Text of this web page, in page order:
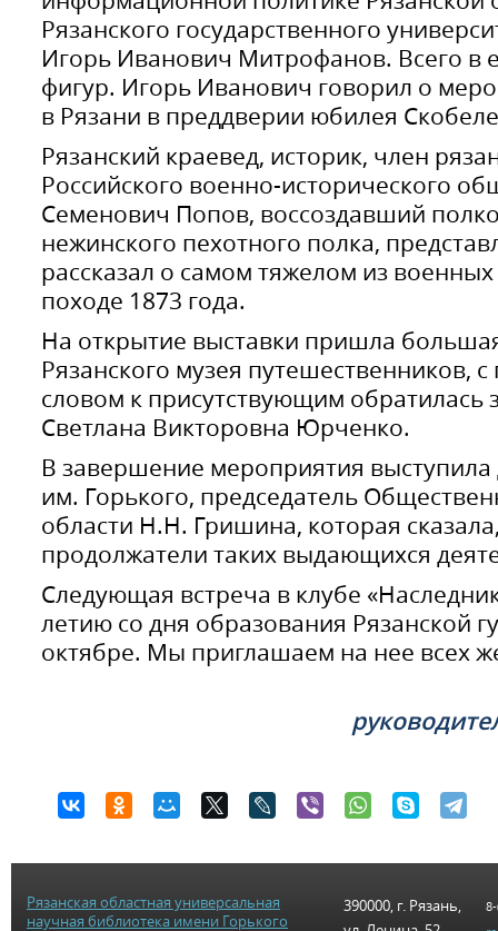
Рязанского государственного
Игорь Иванович Митрофанов. Всего в
фигур. Игорь Иванович говорил о
в Рязани в преддверии юбилея
Рязанский краевед, историк, член
Российского военно-исторического
Семенович Попов, воссоздавший
нежинского пехотного полка,
рассказал о самом тяжелом из
походе 1873 года.
На открытие выставки пришла
Рязанского музея путешественников,
словом к присутствующим обратилась
Светлана Викторовна Юрченко.
В завершение мероприятия
им. Горького, председатель
области Н.Н. Гришина, которая
продолжатели таких выдающихся
Следующая встреча в клубе
летию со дня образования Рязанской
октябре. Мы приглашаем на нее всех
Рязанская областная универсальная
научная библиотека имени Горького
390000, г. Рязань,